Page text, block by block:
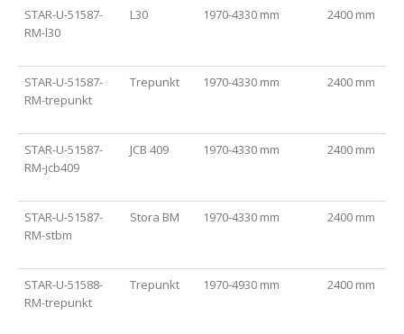
STAR-U-51587-
RM-l30
L30 1970-4330 mm 2400 mm
STAR-U-51587-
RM-trepunkt
Trepunkt 1970-4330 mm 2400 mm
STAR-U-51587-
RM-jcb409
JCB 409 1970-4330 mm 2400 mm
STAR-U-51587-
RM-stbm
Stora BM 1970-4330 mm 2400 mm
STAR-U-51588-
RM-trepunkt
Trepunkt 1970-4930 mm 2400 mm